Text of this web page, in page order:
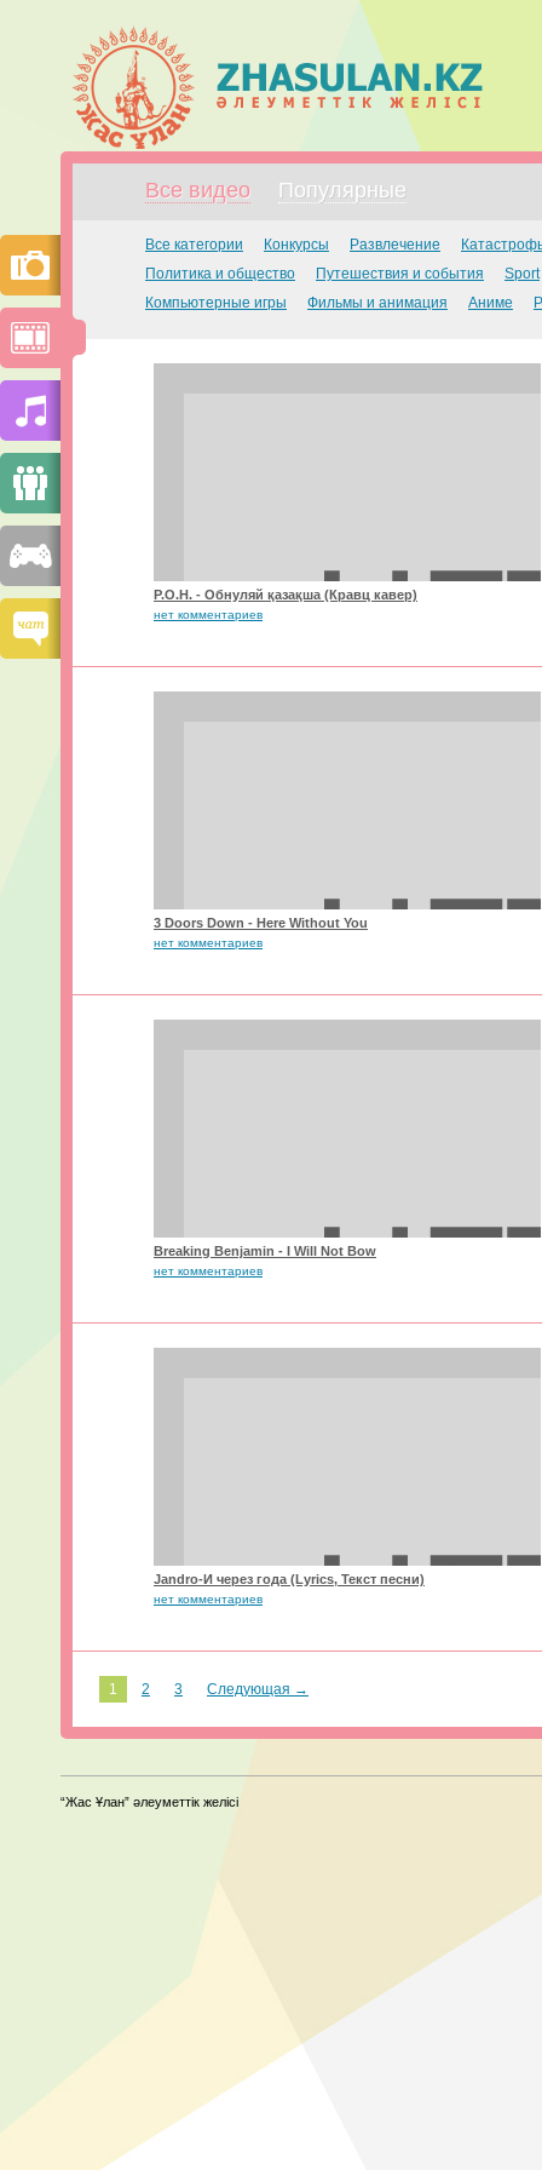
Все видео Популярные
Все категории Конкурсы Развлечение
Политика и общество
Путешествия и события
Sport
Компьютерные игры
Фильмы и анимация Аниме
P.O.H. - Обнуляй қазақша (Кравц кавер)
нет комментариев
3 Doors Down - Here Without You
нет комментариев
Breaking Benjamin - I Will Not Bow
нет комментариев
Jandro-И через года (Lyrics, Текст песни)
нет комментариев
1 2 3 Следующая →
“Жас Ұлан” әлеуметтік желісі